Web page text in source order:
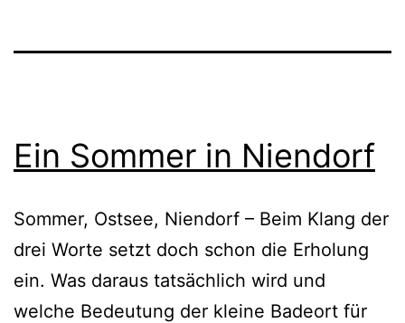
Ein Sommer in Niendorf
Sommer, Ostsee, Niendorf – Beim Klang der
drei Worte setzt doch schon die Erholung
ein. Was daraus tatsächlich wird und
welche Bedeutung der kleine Badeort für